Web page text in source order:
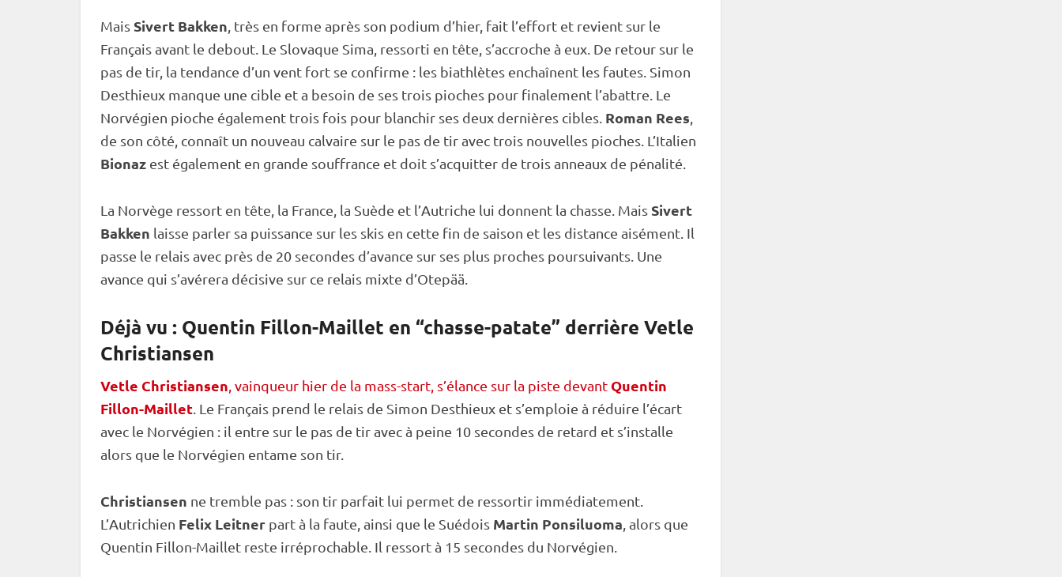
Mais Sivert Bakken , très en forme après son podium d’hier, fait l’effort et revient sur le
Français avant le debout . Le Slovaque Sima, ressorti en tête, s’accroche à eux. De retour sur le
pas de tir, la tendance d’un vent fort se confirme : les biathlètes enchaînent les fautes. Simon
Desthieux manque une cible et a besoin de ses trois pioches pour finalement l’abattre. Le
Norvégien pioche également trois fois pour blanchir ses deux dernières cibles. Roman Rees
de son côté, connaît un nouveau calvaire sur le pas de tiravec trois nouvelles pioches. L’Italien
Bionaz est également en grande souffrance et doit s’acquitter de trois anneaux de pénalité
La Norvège ressort en tête, la France, la Suède et l’Autriche lui donnent la chasse. Mais Sivert
Bakken laisse parler sa puissance sur les skis en cette fin de saison et les distance aisément. Il
passe le relaisavec près de 20 secondes d’avance sur ses plus proches poursuivants. Une
avance qui s’avérera décisive sur ce relais mixte d’Otepää.
Déjà vu : Quentin Fillon-Maillet en “chasse-patate” derrière Vetle
Christiansen
Vetle Christiansen , vainqueur hier de la mass-start, s’élance sur la piste devant Quentin
Fillon-Maillet . Le Français prend le relais de Simon Desthieux et s’emploie à réduire l’écart
avec le Norvégien : il entre sur le pas de tiravec à peine 10 secondes de retard et s’installe
alors que le Norvégien entame son tir.
Christiansen ne tremble pas : son tir parfait lui permet de ressortir immédiatement.
L’Autrichien Felix Leitner part à la faute, ainsi que le Suédois Martin Ponsiluoma , alors que
Quentin Fillon-Maillet reste irréprochable. Il ressort à 15 secondes du Norvégien.